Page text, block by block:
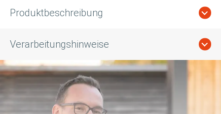
Produktbeschreibung
Verarbeitungshinweise